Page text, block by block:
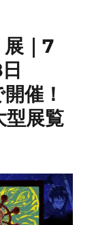
｜7
催！
型展覧